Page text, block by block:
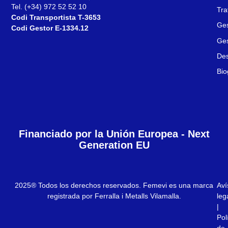
Tel. (+34) 972 52 52 10
Codi Transportista T-3653
Codi Gestor E-1334.12
Financiado por la Unión Europea - Next
Generation EU
2025® Todos los derechos reservados. Femevi es una marca
registrada por Ferralla i Metalls Vilamalla.
|